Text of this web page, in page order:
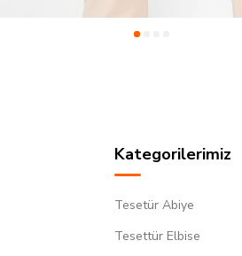
Kategorilerimiz
Tesetür Abiye
Tesettür Elbise